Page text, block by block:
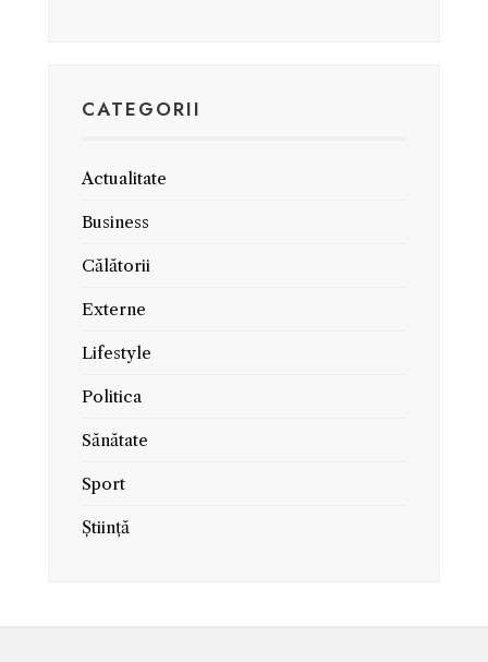
CATEGORII
Actualitate
Business
Călătorii
Externe
Lifestyle
Politica
Sănătate
Sport
Știință